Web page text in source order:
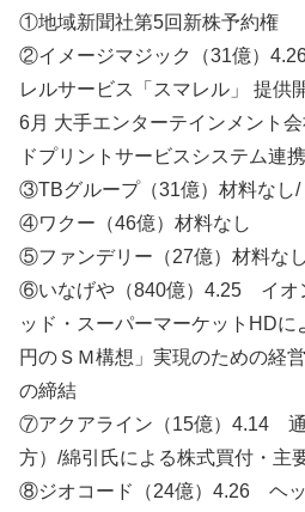
①地域新聞社第5回新株予約権
②イメージマジック（31億）
レルサービス「スマレル」 提
6月 大手エンターテインメント
ドプリントサービスシステム連
③TBグループ（31億）材料なし/
④ワクー（46億）材料なし
⑤ファンデリー（27億）材料なし
⑥いなげや（840億）4.25 イオ
ッド・スーパーマーケットHD
円のＳＭ構想」実現のための経
の締結
⑦アクアライン（15億）4.14
方）/綿引氏による株式買付・主
⑧ジオコード（24億）4.26 ヘッ